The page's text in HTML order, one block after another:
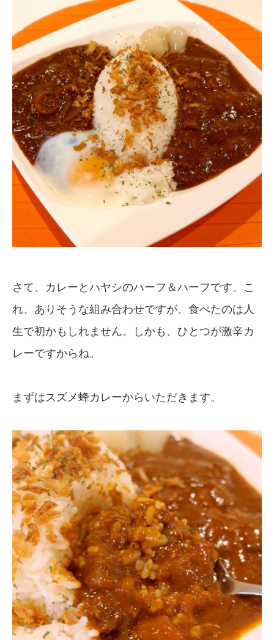
さて、カレーとハヤシのハーフ＆ハーフです。こ
れ、ありそうな組み合わせですが、食べたのは人
生で初かもしれません。しかも、ひとつが激辛カ
レーですからね。
まずはスズメ蜂カレーからいただきます。